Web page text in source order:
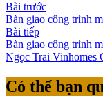
Bài trước
Bàn giao công trình
Bài tiếp
Bàn giao công trình
Ngọc Trai Vinhomes
Có thể bạn